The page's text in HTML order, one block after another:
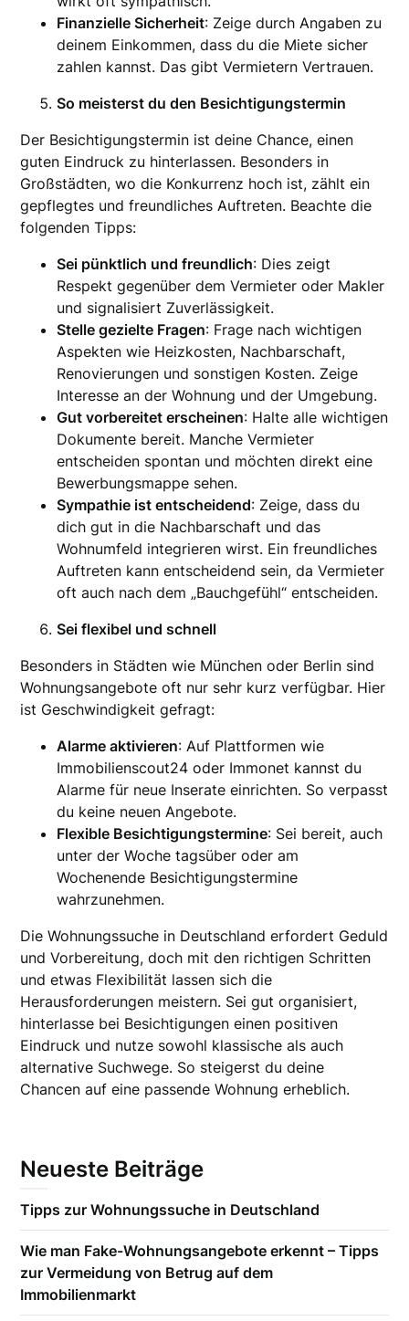
Finanzielle Sicherheit: Zeige durch Angaben zu
deinem Einkommen, dass du die Miete sicher
zahlen kannst. Das gibt Vermietern Vertrauen.
So meisterst du den Besichtigungstermin
Der Besichtigungstermin ist deine Chance, einen
guten Eindruck zu hinterlassen. Besonders in
Großstädten, wo die Konkurrenz hoch ist, zählt ein
gepflegtes und freundliches Auftreten. Beachte die
folgenden Tipps:
Sei pünktlich und freundlich: Dies zeigt
Respekt gegenüber dem Vermieter oder Makler
und signalisiert Zuverlässigkeit.
Stelle gezielte Fragen: Frage nach wichtigen
Aspekten wie Heizkosten, Nachbarschaft,
Renovierungen und sonstigen Kosten. Zeige
Interesse an der Wohnung und der Umgebung.
Gut vorbereitet erscheinen: Halte alle wichtigen
Dokumente bereit. Manche Vermieter
entscheiden spontan und möchten direkt eine
Bewerbungsmappe sehen.
Sympathie ist entscheidend: Zeige, dass du
dich gut in die Nachbarschaft und das
Wohnumfeld integrieren wirst. Ein freundliches
Auftreten kann entscheidend sein, da Vermieter
oft auch nach dem „Bauchgefühl“ entscheiden.
Sei flexibel und schnell
Besonders in Städten wie München oder Berlin sind
Wohnungsangebote oft nur sehr kurz verfügbar. Hier
ist Geschwindigkeit gefragt:
Alarme aktivieren: Auf Plattformen wie
Immobilienscout24 oder Immonet kannst du
Alarme für neue Inserate einrichten. So verpasst
du keine neuen Angebote.
Flexible Besichtigungstermine: Sei bereit, auch
unter der Woche tagsüber oder am
Wochenende Besichtigungstermine
wahrzunehmen.
Die Wohnungssuche in Deutschland erfordert Geduld
und Vorbereitung, doch mit den richtigen Schritten
und etwas Flexibilität lassen sich die
Herausforderungen meistern. Sei gut organisiert,
hinterlasse bei Besichtigungen einen positiven
Eindruck und nutze sowohl klassische als auch
alternative Suchwege. So steigerst du deine
Chancen auf eine passende Wohnung erheblich.
Neueste Beiträge
Tipps zur Wohnungssuche in Deutschland
Wie man Fake-Wohnungsangebote erkennt – Tipps
zur Vermeidung von Betrug auf dem
Immobilienmarkt